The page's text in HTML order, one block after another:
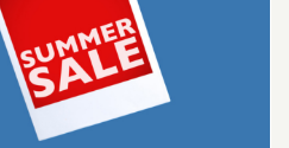
Nur noch wenige Tage,
zu räumen